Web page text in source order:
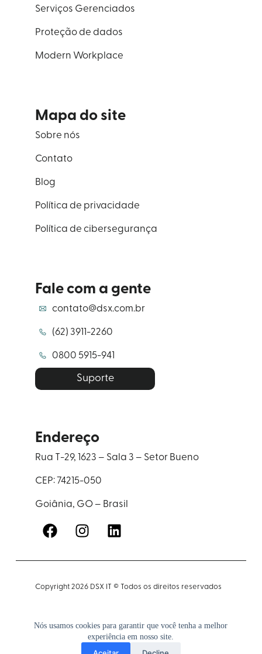
Nós usamos cookies para garantir que você tenha a melhor
experiência em nosso site.
Serviços Gerenciados
Proteção de dados
Modern Workplace
Mapa do site
Sobre nós
Contato
Blog
Política de privacidade
Política de cibersegurança
Fale com a gente
contato@dsx.com.br
(62) 3911-2260
0800 5915-941
Suporte
Endereço
Rua T-29, 1623 – Sala 3 – Setor Bueno
CEP: 74215-050
Goiânia, GO – Brasil
Copyright 2026 DSX IT © Todos os direitos reservados
DSX IT SOLUTIONS LTDA CNPJ: 00.473.342/0001-29